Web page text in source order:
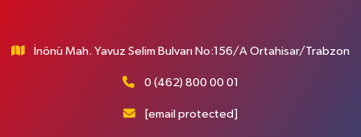
İnönü Mah. Yavuz Selim Bulvarı No:156/A Ortahisar/Trabzon
0 (462) 800 00 01
[email protected]